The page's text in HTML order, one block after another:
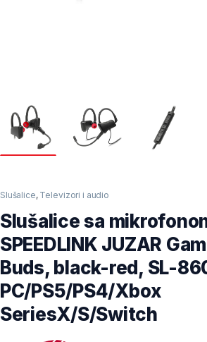
Slušalice, Televizori i audio
Slušalice sa
SPEEDLINK JUZAR
Buds, black-red, SL-
PC/PS5/PS4/Xbox
SeriesX/S/Switch